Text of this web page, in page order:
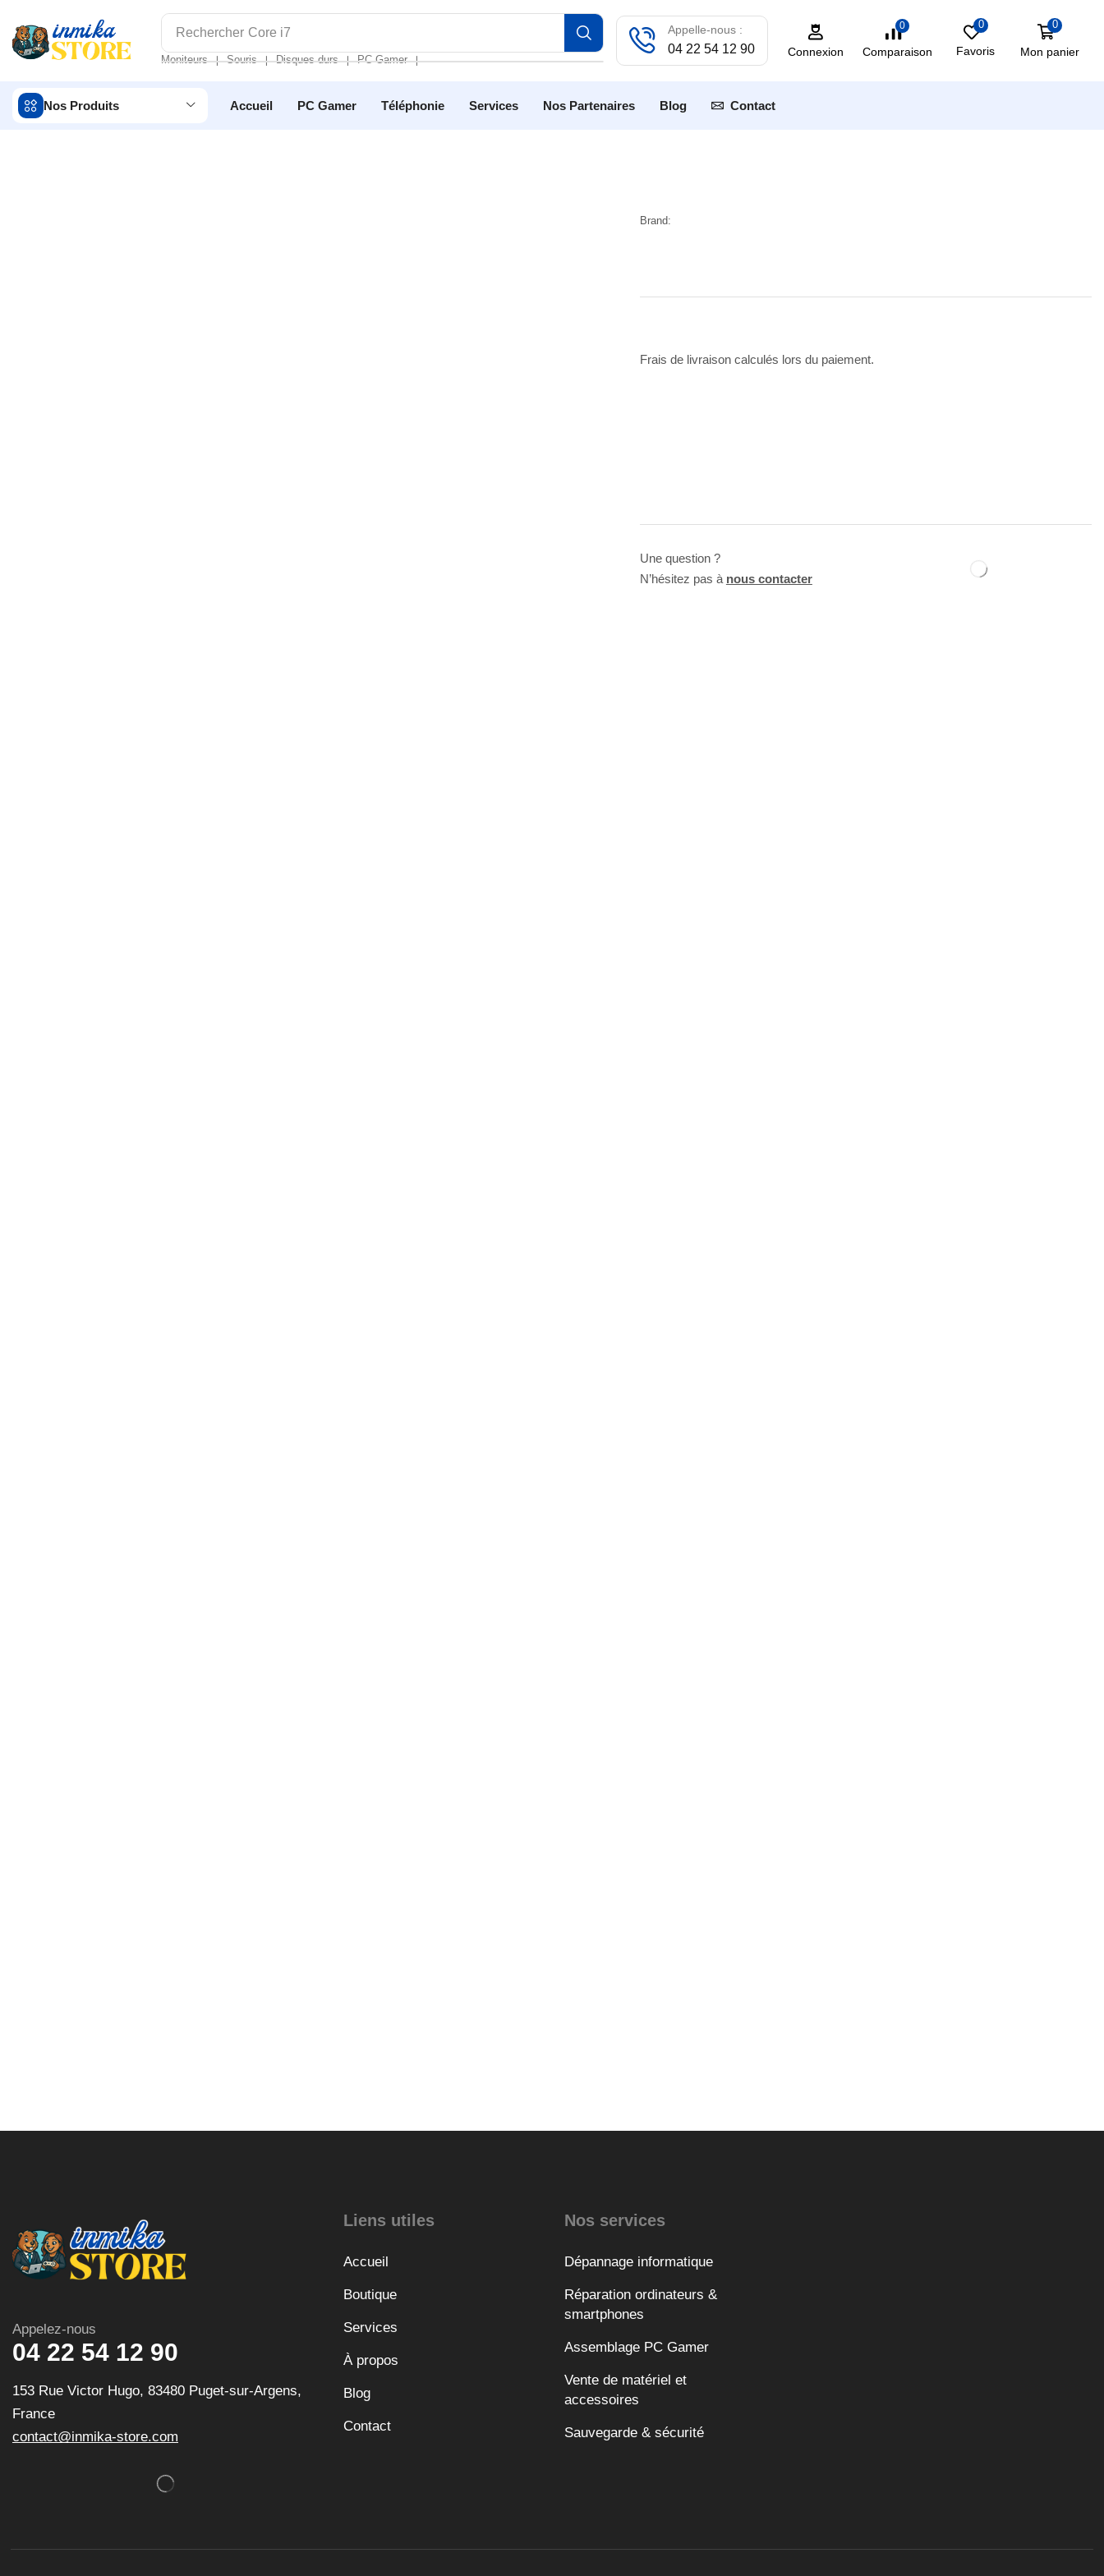
Rechercher Core i7
Moniteurs ❘ Souris ❘ Disques durs ❘ PC Gamer ❘
Appelle-nous :
04 22 54 12 90 Connexion
0
Comparaison
0
Favoris
0
Mon panier
Nos Produits Accueil PC Gamer Téléphonie Services Nos Partenaires Blog Contact
Brand:
Frais de livraison calculés lors du paiement.
Une question ?
N’hésitez pas à nous contacter
Appelez-nous
04 22 54 12 90
153 Rue Victor Hugo, 83480 Puget-sur-Argens,
France
contact@inmika-store.com
Liens utiles
Accueil
Boutique
Services
À propos
Blog
Contact
Nos services
Dépannage informatique
Réparation ordinateurs &
smartphones
Assemblage PC Gamer
Vente de matériel et
accessoires
Sauvegarde & sécurité